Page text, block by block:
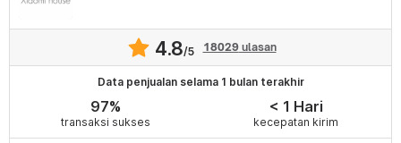
4.8/5 18029ulasan
Data penjualan selama 1 bulan terakhir
97%
transaksi sukses
< 1 Hari
kecepatan kirim